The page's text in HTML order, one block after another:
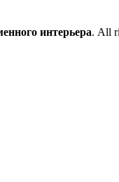
интерьера. All